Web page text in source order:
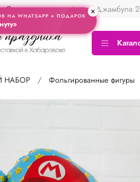
Отзывы Адрес Джамбула
НАБОР Фольгированные фигуры
WHATSAPP + ПОДАРОК